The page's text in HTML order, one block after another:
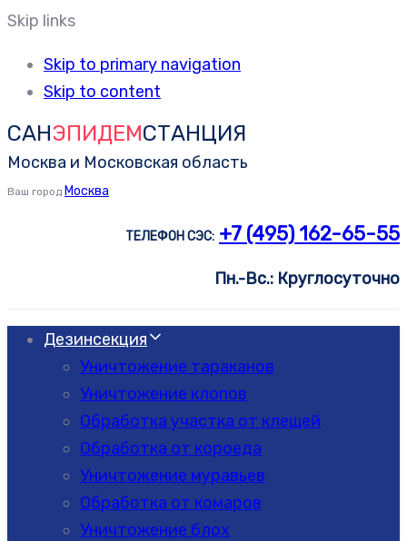
Skip links
Skip to primary navigation
Skip to content
САНЭПИДЕМСТАНЦИЯ
Москва и Московская область
Ваш город Москва
ТЕЛЕФОН СЭС: +7 (495) 162-65-55
Пн.-Вс.: Круглосуточно
Дезинсекция
Уничтожение тараканов
Уничтожение клопов
Обработка участка от клещей
Обработка от короеда
Уничтожение муравьев
Обработка от комаров
Уничтожение блох